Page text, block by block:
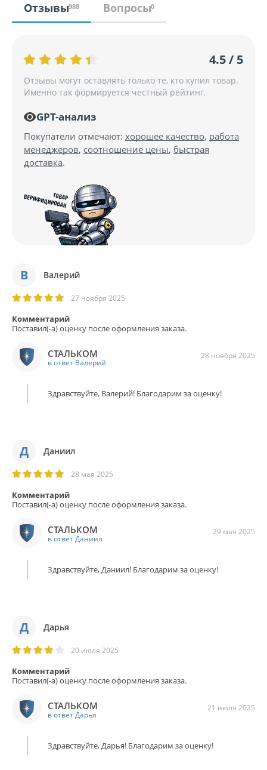
Отзывы988 Вопросы0
В Валерий
27 ноября 2025
Комментарий
Поставил(-а) оценку после оформления заказа.
28 ноября 2025
СТАЛЬКОМ
в ответ Валерий
Здравствуйте, Валерий! Благодарим за оценку!
Д Даниил
28 мая 2025
Комментарий
Поставил(-а) оценку после оформления заказа.
29 мая 2025
СТАЛЬКОМ
в ответ Даниил
Здравствуйте, Даниил! Благодарим за оценку!
Д Дарья
20 июля 2025
Комментарий
Поставил(-а) оценку после оформления заказа.
21 июля 2025
СТАЛЬКОМ
в ответ Дарья
Здравствуйте, Дарья! Благодарим за оценку!
4.5 / 5
Отзывы могут оставлять только те, кто купил товар.
Именно так формируется честный рейтинг.
GPT-анализ
Покупатели отмечают: хорошее качество, работа
менеджеров, соотношение цены, быстрая
доставка.